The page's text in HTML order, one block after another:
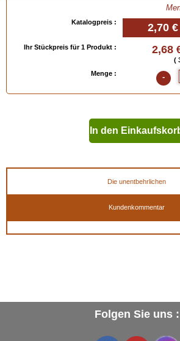
Katalogpreis : 2,70 €
Ihr Stückpreis für 1 Produkt : 2,68
(
Menge :
-
In den
Die unentbehrlichen
Kundenkommentar
Folgen Sie uns :